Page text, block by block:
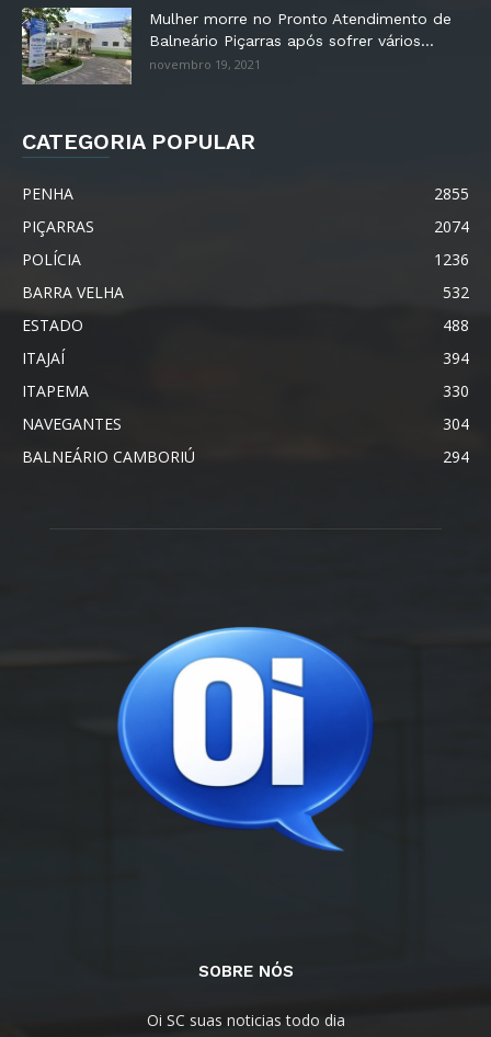
Mulher morre no Pronto Atendimento de
Balneário Piçarras após sofrer vários...
novembro 19, 2021
CATEGORIA POPULAR
PENHA
2855
PIÇARRAS
2074
POLÍCIA
1236
BARRA VELHA
532
ESTADO
488
ITAJAÍ
394
ITAPEMA
330
NAVEGANTES
304
BALNEÁRIO CAMBORIÚ
294
SOBRE NÓS
Oi SC suas noticias todo dia